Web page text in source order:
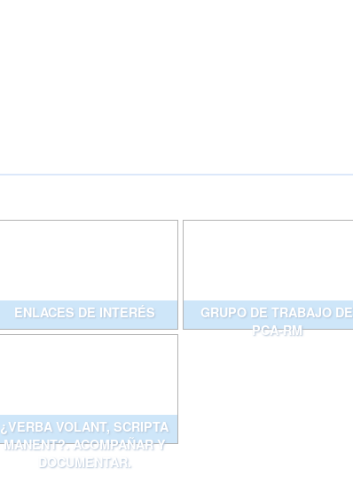
ENLACES DE INTERÉS
GRUPO DE TRABAJO DE
PCA-RM
¿VERBA VOLANT, SCRIPTA
MANENT?. ACOMPAÑAR Y
DOCUMENTAR.